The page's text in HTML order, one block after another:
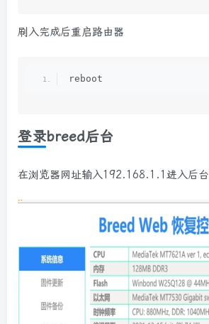
刷入完成后重启路由器
reboot
登录breed后台
在浏览器网址输入192.168.1.1进入后台